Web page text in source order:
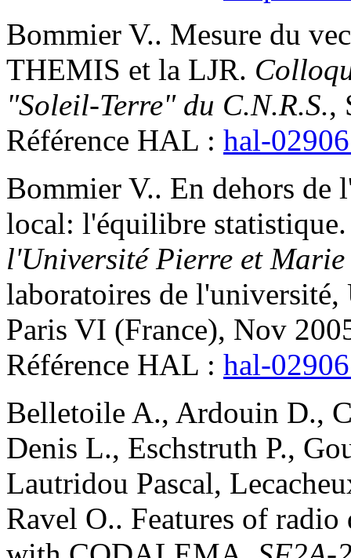
Bommier V.. Mesure du
THEMIS et la LJR.
"Soleil-Terre" du C.N.R.S.,
Référence HAL : hal-
Bommier V.. En dehors de
local: l'équilibre statistique
l'Université Pierre et
laboratoires de
Paris VI (France), Nov
Référence HAL : hal-
Belletoile A., Ardouin D.,
Denis L., Eschstruth P.,
Lautridou Pascal,
Ravel O.. Features of